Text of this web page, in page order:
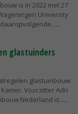
is in 2022 met 27
University
glastuinders
glastuinbouw
Voorzitter Adri
Nederland is...